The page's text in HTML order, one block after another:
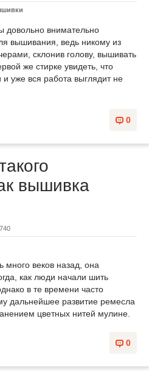
довольно внимательно
вышивания, ведь никому из
склонив голову, вышивать
же стирке увидеть, что
и уже вся работа выглядит не
0
вышивка
много веков назад, она
как люди начали шить
в те времени часто
дальнейшее развитие ремесла
цветных нитей мулине.
0